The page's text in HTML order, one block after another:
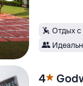
Отдых с
4